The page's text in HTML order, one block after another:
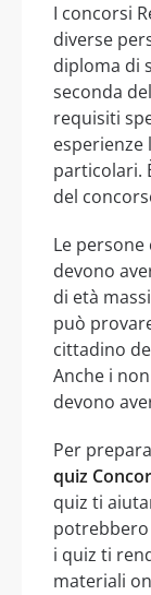
I concorsi
diverse
diploma di
seconda
requisiti
particolari.
del
Le
devono
di età
può
cittadino
Anche i
devono
Per
quiz
quiz ti
potrebbero
i quiz ti
materiali